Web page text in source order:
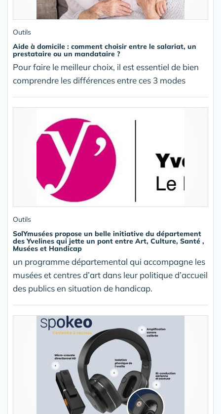
Outils
Aide à domicile : comment choisir entre le salariat, un
prestataire ou un mandataire ?
Pour faire le meilleur choix, il est essentiel de bien
comprendre les différences entre ces 3 modes
Outils
SolYmusées propose un belle initiative du département
des Yvelines qui jette un pont entre Art, Culture, Santé ,
Musées et Handicap
un programme départemental qui accompagne les
musées et centres d’art dans leur politique d’accueil
des publics en situation de handicap.